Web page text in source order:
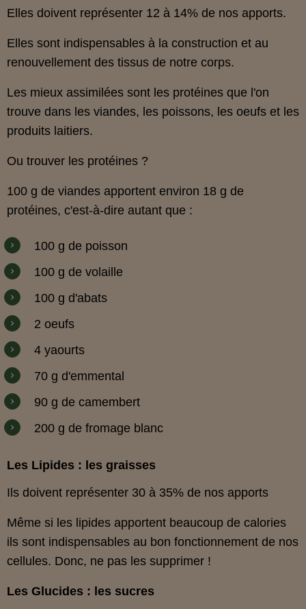
Elles doivent représenter 12 à 14% de nos apports.
Elles sont indispensables à la construction et au
renouvellement des tissus de notre corps.
Les mieux assimilées sont les protéines que l'on
trouve dans les viandes, les poissons, les oeufs et les
produits laitiers.
Ou trouver les protéines ?
100 g de viandes apportent environ 18 g de
protéines, c'est-à-dire autant que :
100 g de poisson
100 g de volaille
100 g d'abats
2 oeufs
4 yaourts
70 g d'emmental
90 g de camembert
200 g de fromage blanc
Les Lipides : les graisses
Ils doivent représenter 30 à 35% de nos apports
Même si les lipides apportent beaucoup de calories
ils sont indispensables au bon fonctionnement de nos
cellules. Donc, ne pas les supprimer !
Les Glucides : les sucres